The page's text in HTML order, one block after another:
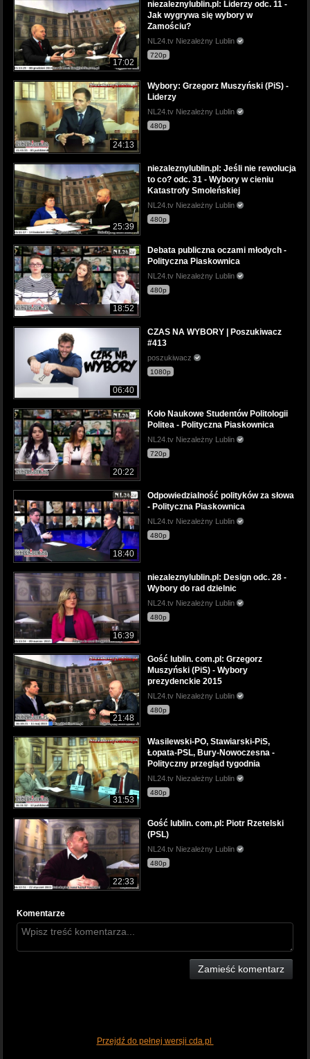
17:02
niezaleznylublin.pl: Liderzy odc. 11 -
Jak wygrywa się wybory w
Zamościu?
NL24.tv Niezależny Lublin
720p
24:13
Wybory: Grzegorz Muszyński (PiS) -
Liderzy
NL24.tv Niezależny Lublin
480p
25:39
niezaleznylublin.pl: Jeśli nie rewolucja
to co? odc. 31 - Wybory w cieniu
Katastrofy Smoleńskiej
NL24.tv Niezależny Lublin
480p
18:52
Debata publiczna oczami młodych -
Polityczna Piaskownica
NL24.tv Niezależny Lublin
480p
06:40
CZAS NA WYBORY | Poszukiwacz
#413
poszukiwacz
1080p
20:22
Koło Naukowe Studentów Politologii
Politea - Polityczna Piaskownica
NL24.tv Niezależny Lublin
720p
18:40
Odpowiedzialność polityków za słowa
- Polityczna Piaskownica
NL24.tv Niezależny Lublin
480p
16:39
niezaleznylublin.pl: Design odc. 28 -
Wybory do rad dzielnic
NL24.tv Niezależny Lublin
480p
21:48
Gość lublin. com.pl: Grzegorz
Muszyński (PiS) - Wybory
prezydenckie 2015
NL24.tv Niezależny Lublin
480p
31:53
Wasilewski-PO, Stawiarski-PiS,
Łopata-PSL, Bury-Nowoczesna -
Polityczny przegląd tygodnia
NL24.tv Niezależny Lublin
480p
22:33
Gość lublin. com.pl: Piotr Rzetelski
(PSL)
NL24.tv Niezależny Lublin
480p
Komentarze
Zamieść komentarz
Przejdź do pełnej wersji cda.pl